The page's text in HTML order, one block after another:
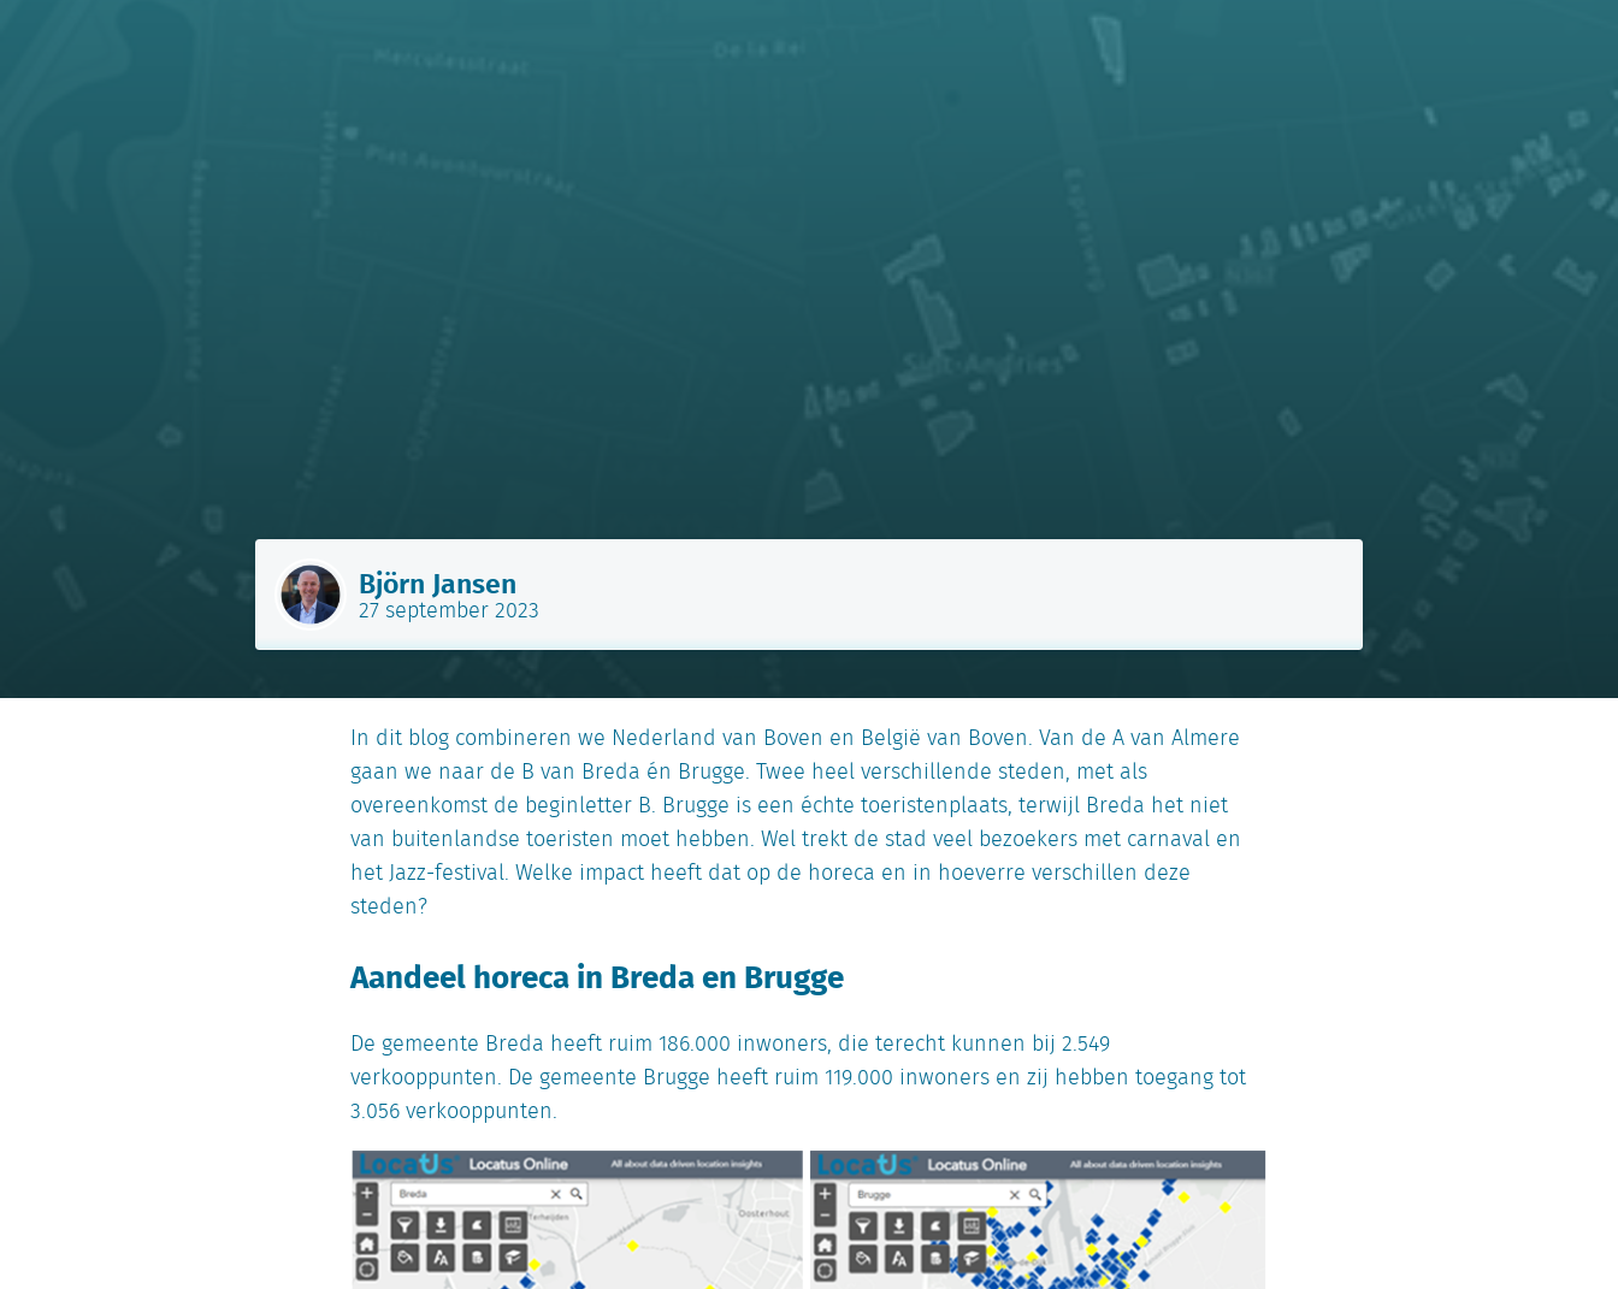
Björn Jansen
27 september 2023
In dit blog combineren we Nederland van Boven en België van Boven. Van de A van Almere
gaan we naar de B van Breda én Brugge. Twee heel verschillende steden, met als
overeenkomst de beginletter B. Brugge is een échte toeristenplaats, terwijl Breda het niet
van buitenlandse toeristen moet hebben. Wel trekt de stad veel bezoekers met carnaval en
het Jazz-festival. Welke impact heeft dat op de horeca en in hoeverre verschillen deze
steden?
Aandeel horeca in Breda en Brugge
De gemeente Breda heeft ruim 186.000 inwoners, die terecht kunnen bij 2.549
verkooppunten. De gemeente Brugge heeft ruim 119.000 inwoners en zij hebben toegang tot
3.056 verkooppunten.